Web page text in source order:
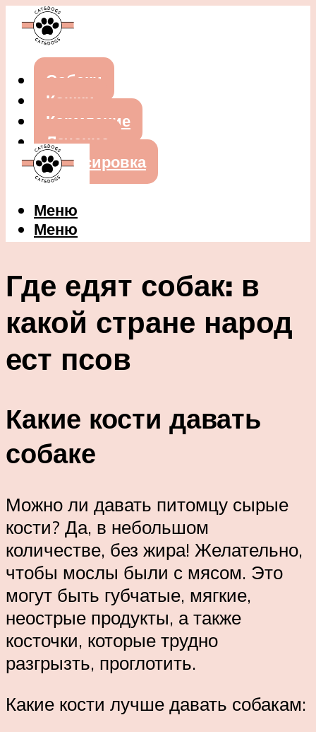
Собаки
Кошки
Кормление
Лечение
Дрессировка
Меню
Меню
Где едят собак: в
какой стране народ
ест псов
Какие кости давать
собаке
Можно ли давать питомцу сырые
кости? Да, в небольшом
количестве, без жира! Желательно,
чтобы мослы были с мясом. Это
могут быть губчатые, мягкие,
неострые продукты, а также
косточки, которые трудно
разгрызть, проглотить.
Какие кости лучше давать собакам: